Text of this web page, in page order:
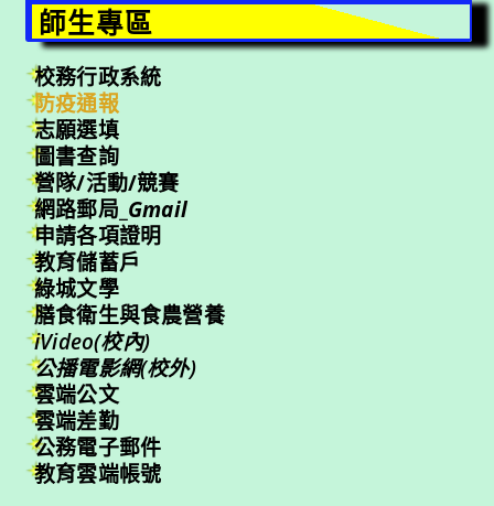
師生專區
校務行政系統
防疫通報
志願選填
圖書查詢
營隊/活動/競賽
網路郵局_ Gmail
申請各項證明
教育儲蓄戶
綠城文學
膳食衛生與食農營養
iVideo(校內)
公播電影網(校外)
雲端公文
雲端差勤
公務電子郵件
教育雲端帳號